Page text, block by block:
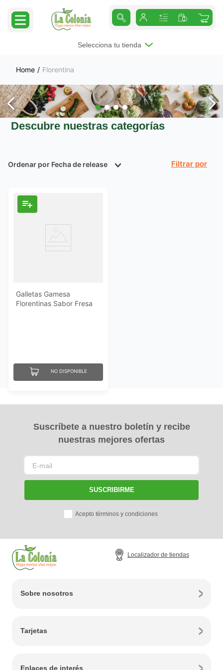
Selecciona tu tienda
Florentina
Descubre nuestras categorías
Ordenar por Fecha de release
Galletas Gamesa
Florentinas Sabor Fresa
NO DISPONIBLE
Suscríbete a nuestro boletín y recibe
nuestras mejores ofertas
SUSCRIBIRME
Acepto términos y condiciones
Localizador de tiendas
Sobre nosotros
Tarjetas
Enlaces de interés